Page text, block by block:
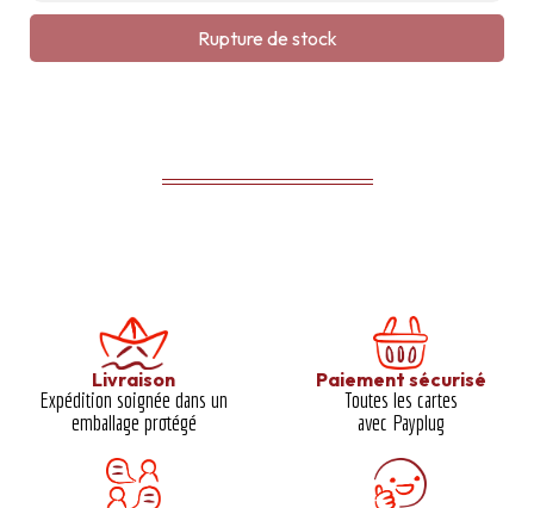
Rupture de stock
Livraison
Expédition soignée dans un
emballage protégé​
Paiement sécurisé
Toutes les cartes
avec Payplug